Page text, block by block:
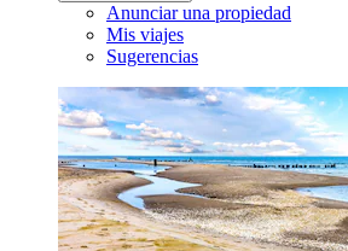
Anunciar una propiedad
Mis viajes
Sugerencias